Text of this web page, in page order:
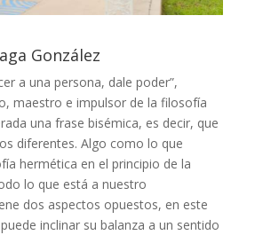
González
a una persona, dale poder”,
maestro e impulsor de la filosofía
una frase bisémica, es decir, que
diferentes. Algo como lo que
hermética en el principio de la
lo que está a nuestro
dos aspectos opuestos, en este
inclinar su balanza a un sentido